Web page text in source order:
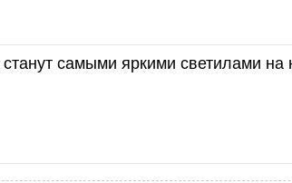
самыми яркими светилами на